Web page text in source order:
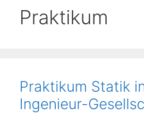
Praktikum
Praktikum Statik
Ingenieur-